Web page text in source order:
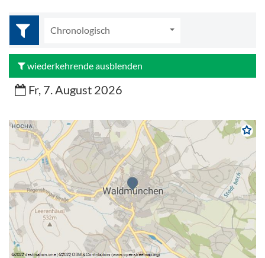
Chronologisch
wiederkehrende ausblenden
Fr, 7. August 2026